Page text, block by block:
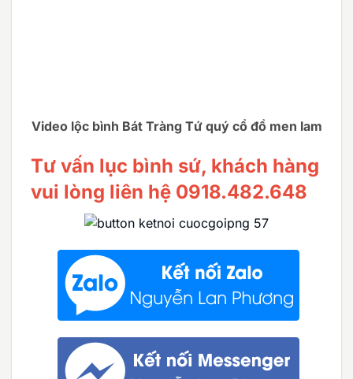
Video lộc bình Bát Tràng Tứ quý cổ đồ men lam
Tư vấn lục bình sứ, khách hàng
vui lòng liên hệ 0918.482.648